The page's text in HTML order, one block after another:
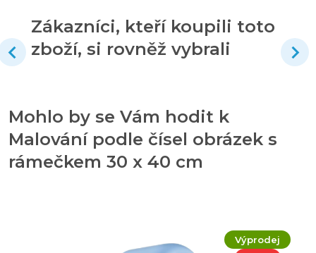
Zákazníci, kteří koupili toto
zboží, si rovněž vybrali
Mohlo by se Vám hodit k
Malování podle čísel obrázek s
rámečkem 30 x 40 cm
Výprodej